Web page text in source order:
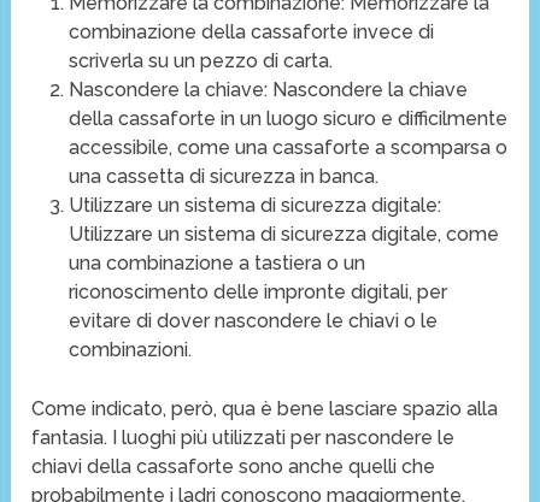
combinazione della cassaforte invece di
scriverla su un pezzo di carta.
Nascondere la chiave: Nascondere la chiave
della cassaforte in un luogo sicuro e difficilmente
accessibile, come una cassaforte a scomparsa o
una cassetta di sicurezza in banca.
Utilizzare un sistema di sicurezza digitale:
Utilizzare un sistema di sicurezza digitale, come
una combinazione a tastiera o un
riconoscimento delle impronte digitali, per
evitare di dover nascondere le chiavi o le
combinazioni.
Come indicato, però, qua è bene lasciare spazio alla
fantasia. I luoghi più utilizzati per nascondere le
chiavi della cassaforte sono anche quelli che
probabilmente i ladri conoscono maggiormente.